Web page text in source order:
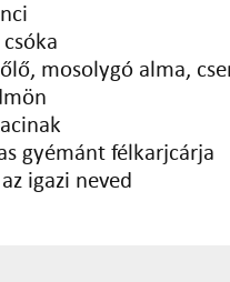
mosolygó alma,
gyémánt félkarjcárja
igazi neved